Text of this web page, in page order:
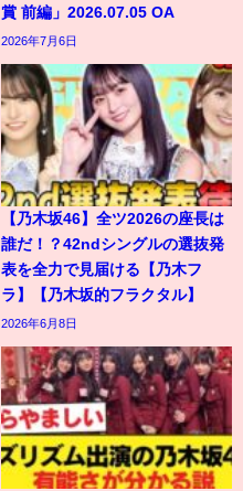
賞 前編」2026.07.05 OA
2026年7月6日
【乃木坂46】全ツ2026の座長は
誰だ！？42ndシングルの選抜発
表を全力で見届ける【乃木フ
ラ】【乃木坂的フラクタル】
2026年6月8日